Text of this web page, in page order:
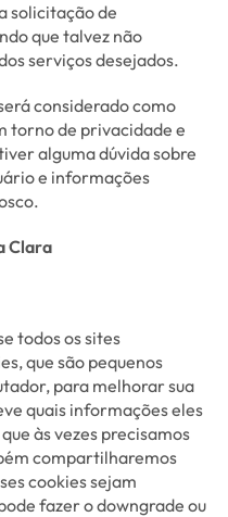
solicitação de
que talvez não
serviços desejados.
considerado como
torno de privacidade e
alguma dúvida sobre
e informações
Clara
todos os sites
que são pequenos
para melhorar sua
quais informações eles
às vezes precisamos
compartilharemos
cookies sejam
fazer o downgrade ou